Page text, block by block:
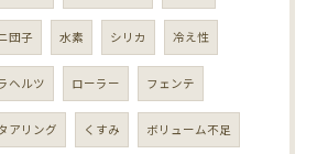
団子 水素 シリカ 冷え性
ヘルツ ローラー フェンテ
アリング くすみ ボリューム不足